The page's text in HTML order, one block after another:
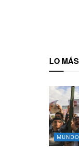
LO MÁS
MUNDO